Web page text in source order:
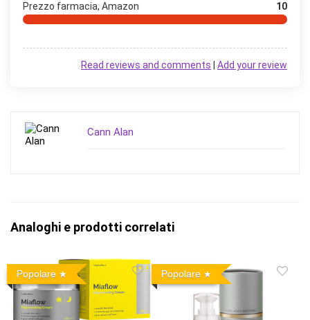
Prezzo farmacia, Amazon 10
Add your review
Read reviews and comments
Cann Alan
Analoghi e prodotti correlati
Popolare Popolare